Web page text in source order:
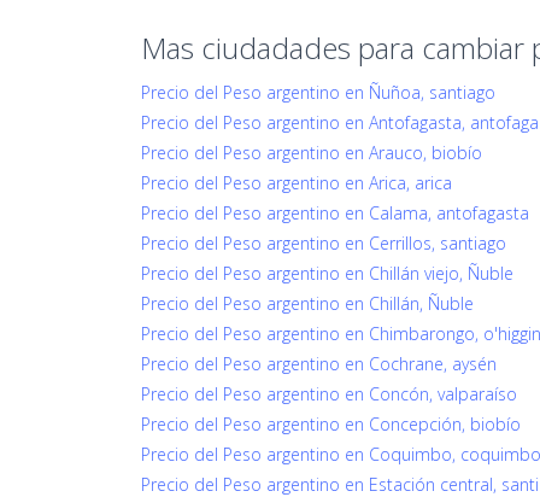
Mas ciudadades para cambiar
Precio del Peso argentino en Ñuñoa, santiago
Precio del Peso argentino en Antofagasta,
Precio del Peso argentino en Arauco, biobío
Precio del Peso argentino en Arica, arica
Precio del Peso argentino en Calama, antofagasta
Precio del Peso argentino en Cerrillos, santiago
Precio del Peso argentino en Chillán viejo, Ñuble
Precio del Peso argentino en Chillán, Ñuble
Precio del Peso argentino en Chimbarongo,
Precio del Peso argentino en Cochrane, aysén
Precio del Peso argentino en Concón, valparaíso
Precio del Peso argentino en Concepción, biobío
Precio del Peso argentino en Coquimbo, coquimbo
Precio del Peso argentino en Estación central,